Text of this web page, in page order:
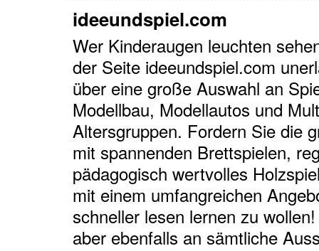
ideeundspiel.com
Wer Kinderaugen leuchten
der Seite ideeundspiel.com
über eine große Auswahl an
Modellbau, Modellautos und
Altersgruppen. Fordern Sie die
mit spannenden Brettspielen,
pädagogisch wertvolles
mit einem umfangreichen
schneller lesen lernen zu
aber ebenfalls an sämtliche